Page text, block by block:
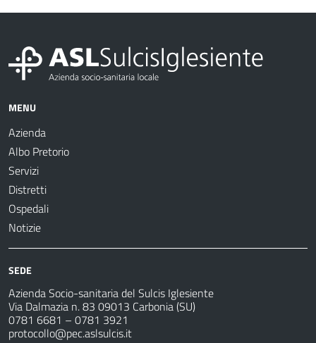
MENU
Azienda
Albo Pretorio
Servizi
Distretti
Ospedali
Notizie
SEDE
Azienda Socio-sanitaria del Sulcis Iglesiente
Via Dalmazia n. 83 09013 Carbonia (SU)
0781 6681 – 0781 3921
protocollo@pec.aslsulcis.it